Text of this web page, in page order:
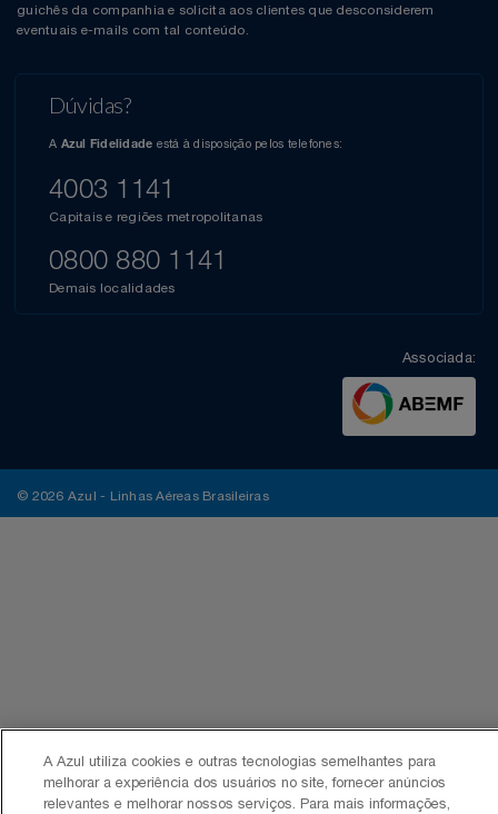
guichês da companhia e solicita aos clientes que desconsiderem
eventuais e-mails com tal conteúdo.
Dúvidas?
A Azul Fidelidade está à disposição pelos telefones:
4003 1141
Capitais e regiões metropolitanas
0800 880 1141
Demais localidades
Associada:
© 2026 Azul - Linhas Aéreas Brasileiras
A Azul utiliza cookies e outras tecnologias semelhantes para
melhorar a experiência dos usuários no site, fornecer anúncios
relevantes e melhorar nossos serviços. Para mais informações,